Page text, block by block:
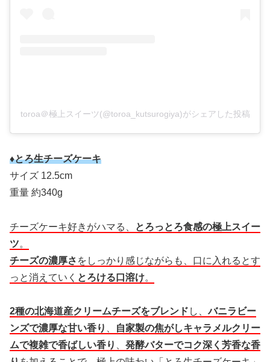
toroa＠極上スイーツ(@toroa_kutsurogiya)がシェアした投稿
♦とろ生チーズケーキ
サイズ 12.5cm
重量 約340g
チーズケーキ好きがハマる、
とろっとろ食感の極上スイー
ツ。
チーズの濃厚さ をしっかり感じながらも、口に入れるとす
っと消えていく とろける口溶け。
2種の北海道産クリームチーズをブレンド し、バニラビー
ンズで濃厚な甘い香り
自家製の焦がしキャラメルクリー
ムで複雑で香ばしい香り
発酵バターでコク深く芳香な香